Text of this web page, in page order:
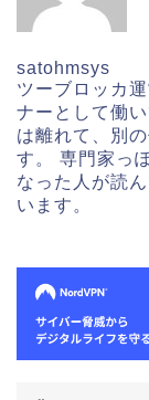
satohmsys
ツーブロッカ
ナーとして働
は離れて、別
す。 専門家っ
なった人が読
います。